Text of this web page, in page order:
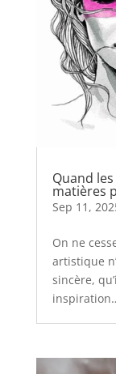
Quand
matières
Sep 11,
On ne
artistique
sincère,